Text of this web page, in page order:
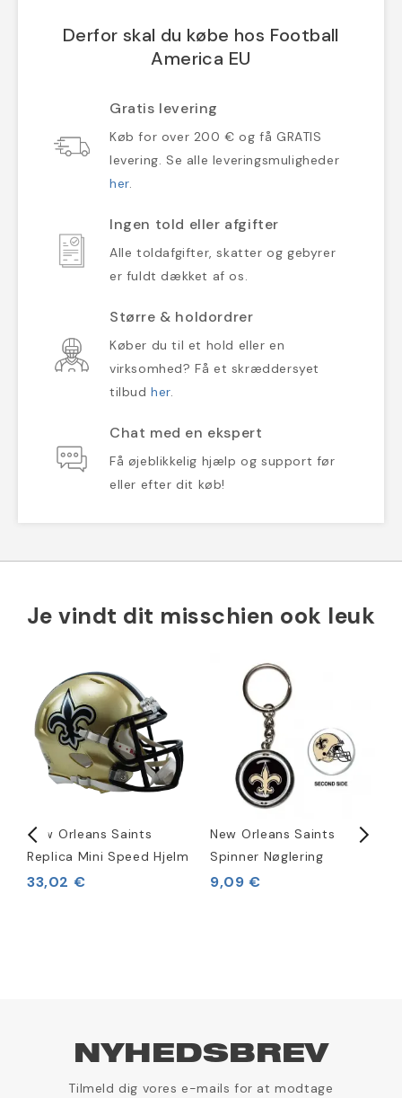
Derfor skal du købe hos Football
America EU
Gratis levering
Køb for over 200 € og få GRATIS
levering. Se alle leveringsmuligheder
her.
Ingen told eller afgifter
Alle toldafgifter, skatter og gebyrer
er fuldt dækket af os.
Større & holdordrer
Køber du til et hold eller en
virksomhed? Få et skræddersyet
tilbudher.
Chat med en ekspert
Få øjeblikkelig hjælp og support før
eller efter dit køb!
Je vindt dit misschien ook leuk
New Orleans Saints
Replica Mini Speed Hjelm
33,02 €
New Orleans Saints
Spinner Nøglering
9,09 €
NYHEDSBREV
Tilmeld dig vores e-mails for at modtage